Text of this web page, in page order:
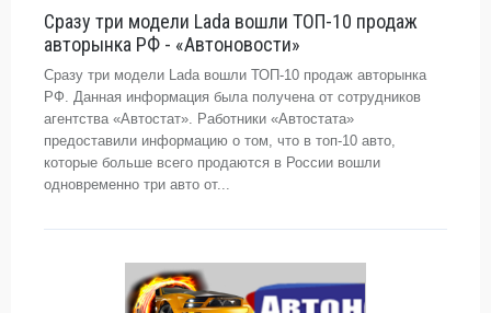
Сразу три модели Lada вошли ТОП-10 продаж
авторынка РФ - «Автоновости»
Сразу три модели Lada вошли ТОП-10 продаж авторынка
РФ. Данная информация была получена от сотрудников
агентства «Автостат». Работники «Автостата»
предоставили информацию о том, что в топ-10 авто,
которые больше всего продаются в России вошли
одновременно три авто от...